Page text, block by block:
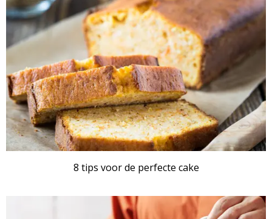
8 tips voor de perfecte cake